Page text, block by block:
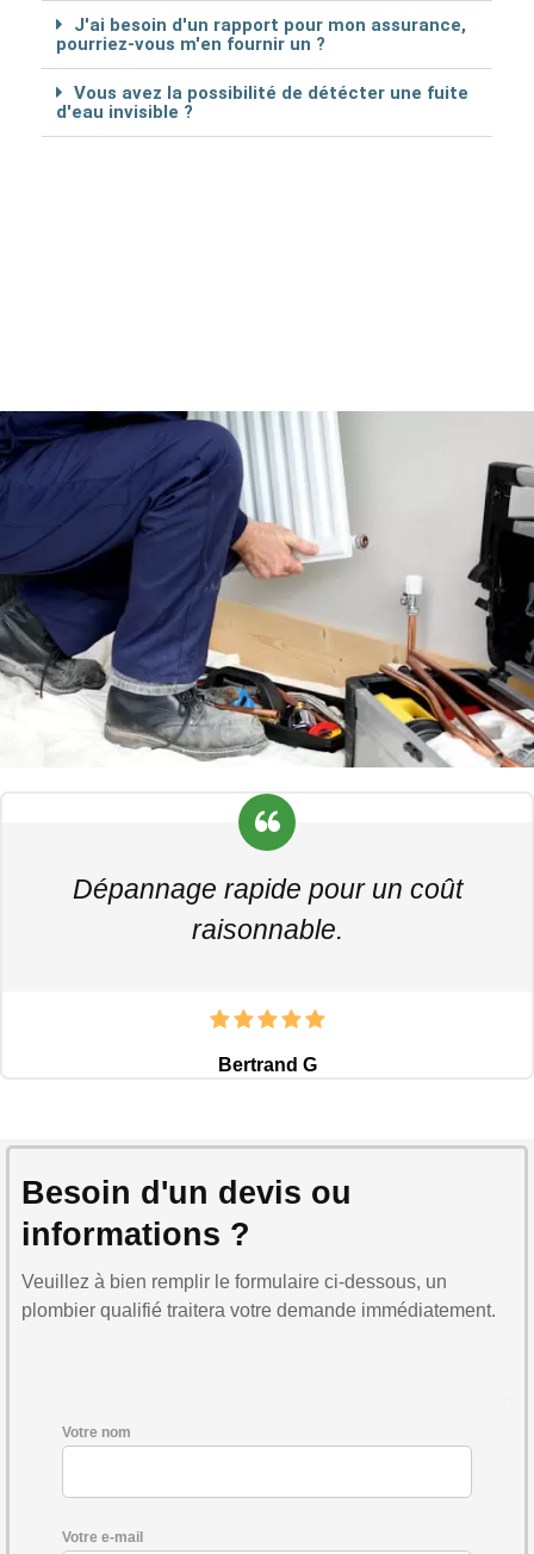
J'ai besoin d'un rapport pour mon assurance,
pourriez-vous m'en fournir un ?
Vous avez la possibilité de détécter une fuite
d'eau invisible ?
Dépannage rapide pour un coût
raisonnable.
Bertrand G
Besoin d'un devis ou
informations ?
Veuillez à bien remplir le formulaire ci-dessous, un
plombier qualifié traitera votre demande immédiatement.
Votre nom
Votre e-mail